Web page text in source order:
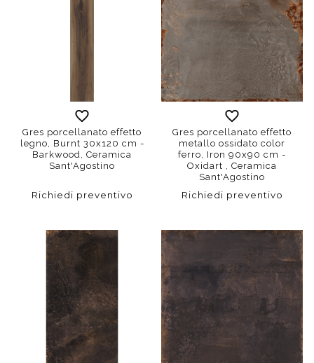
Gres porcellanato effetto
legno, Burnt 30x120 cm -
Barkwood, Ceramica
Sant'Agostino
Richiedi preventivo
Gres porcellanato effetto
metallo ossidato color
ferro, Iron 90x90 cm -
Oxidart , Ceramica
Sant'Agostino
Richiedi preventivo